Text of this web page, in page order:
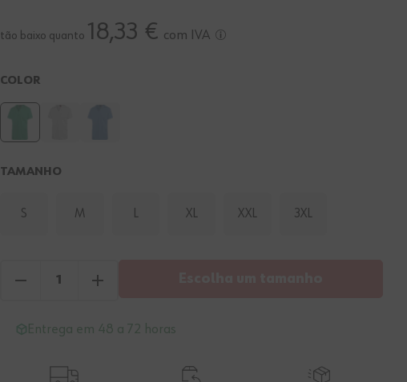
tão baixo quanto 18,33 € com IVA
COLOR
TAMANHO
S M L XL XXL 3XL
Entrega em 48 a 72 horas